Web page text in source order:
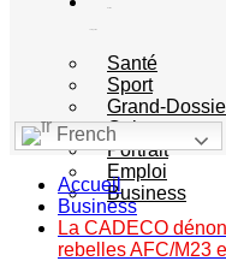
Santé
Sport
Grand-
Culture
Portrait
Emploi
Business
French
Accueil
Business
La CADECO
rebelles AFC/M23